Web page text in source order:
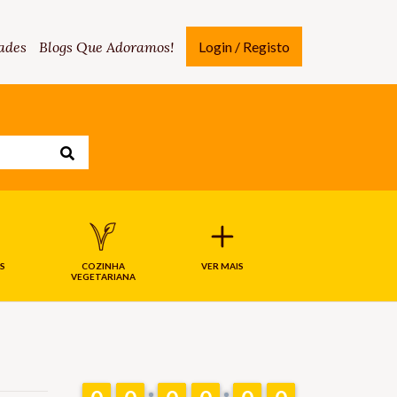
Blogs Que Adoramos! Login / Registo
COZINHA
VEGETARIANA
VER MAIS